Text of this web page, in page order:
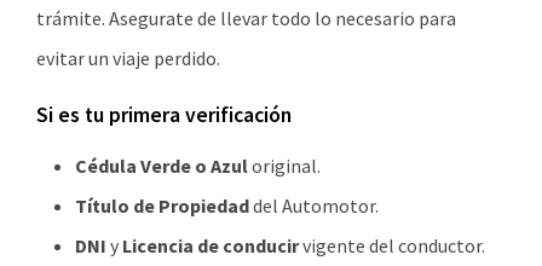
trámite. Asegurate de llevar todo lo necesario para
evitar un viaje perdido.
Si es tu primera verificación
Cédula Verde o Azuloriginal.
Título de Propiedaddel Automotor.
DNI y Licencia de conducirvigente del conductor.